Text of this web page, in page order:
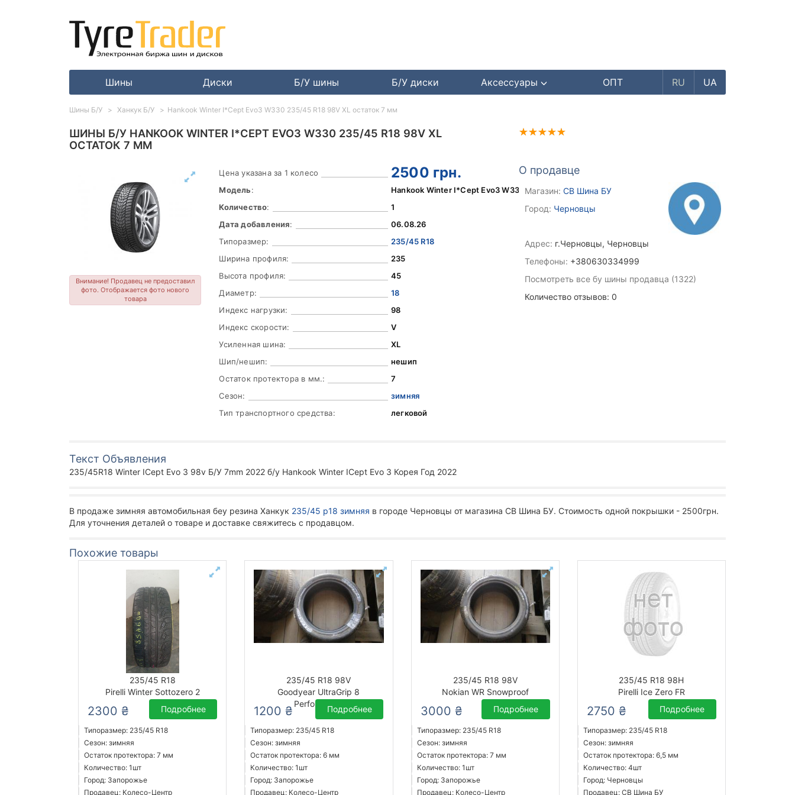
Шины Диски Б/У шины Б/У диски Аксессуары ОПТ RU UA
ШИНЫ Б/У HANKOOK WINTER I*CEPT EVO3 W330 235/45 R18 98V XL
ОСТАТОК 7 ММ
Внимание! Продавец не предоставил
фото. Отображается фото нового
товара
Цена указана за 1 колесо 2500 грн.
Модель:
Hankook Winter I*Cept Evo3 W330
Количество:
1
Дата добавления:
06.08.26
Типоразмер:
235/45 R18
Ширина профиля:
235
Высота профиля:
45
Диаметр:
18
Индекс нагрузки:
98
Индекс скорости:
V
Усиленная шина:
XL
Шип/нешип:
нешип
Остаток протектора в мм.:
7
Сезон:
зимняя
Тип транспортного средства:
легковой
О продавце
Магазин: СВ Шина БУ
Город: Черновцы
Адрес: г.Черновцы, Черновцы
Телефоны: +380630334999
Посмотреть все бу шины продавца (1322)
Количество отзывов: 0
Текст Объявления
235/45R18 Winter ICept Evo 3 98v Б/У 7mm 2022 б/у Hankook Winter ICept Evo 3 Корея Год 2022
В продаже зимняя автомобильная беу резина Ханкук 235/45 р18 зимняя в городе Черновцы от магазина СВ Шина БУ. Стоимость одной покрышки - 2500грн.
Для уточнения деталей о товаре и доставке свяжитесь с продавцом.
Похожие товары
235/45 R18
Pirelli Winter Sottozero 2
2300 ₴ Подробнее
Типоразмер: 235/45 R18
Сезон: зимняя
Остаток протектора: 7 мм
Количество: 1шт
Город: Запорожье
Продавец: Колесо-Центр
235/45 R18 98V
Goodyear UltraGrip 8
Performance
1200 ₴ Подробнее
Типоразмер: 235/45 R18
Сезон: зимняя
Остаток протектора: 6 мм
Количество: 1шт
Город: Запорожье
Продавец: Колесо-Центр
235/45 R18 98V
Nokian WR Snowproof
3000 ₴ Подробнее
Типоразмер: 235/45 R18
Сезон: зимняя
Остаток протектора: 7 мм
Количество: 1шт
Город: Запорожье
Продавец: Колесо-Центр
235/45 R18 98H
Pirelli Ice Zero FR
2750 ₴ Подробнее
Типоразмер: 235/45 R18
Сезон: зимняя
Остаток протектора: 6,5 мм
Количество: 4шт
Город: Черновцы
Продавец: СВ Шина БУ
Шины Б/У Ханкук Б/У Hankook Winter I*Cept Evo3 W330 235/45 R18 98V XL остаток 7 мм